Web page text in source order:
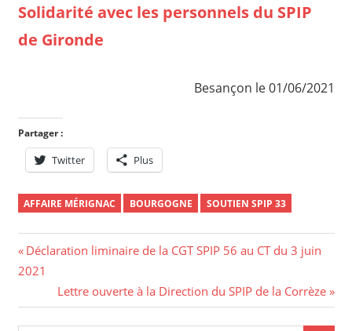
Solidarité avec les personnels du SPIP
de Gironde
Besançon le 01/06/2021
Partager :
Twitter Plus
AFFAIRE MÉRIGNAC BOURGOGNE SOUTIEN SPIP 33
Navigation
de
l’article
Previous
Post:
Déclaration liminaire de la CGT SPIP 56 au CT du 3 juin
2021
Next
Post:
Lettre ouverte à la Direction du SPIP de la Corrèze